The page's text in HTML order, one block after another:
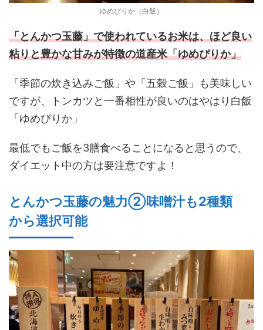
ゆめぴりか（白飯）
「とんかつ玉藤」で使われているお米は、ほど良い
粘りと豊かな甘みが特徴の道産米「ゆめぴりか」
「季節の炊き込みご飯」や「五穀ご飯」も美味しい
ですが、トンカツと一番相性が良いのはやはり白飯
「ゆめぴりか」
最低でもご飯を3膳食べることになると思うので、
ダイエット中の方は要注意ですよ！
とんかつ玉藤の魅力②味噌汁も2種類
から選択可能